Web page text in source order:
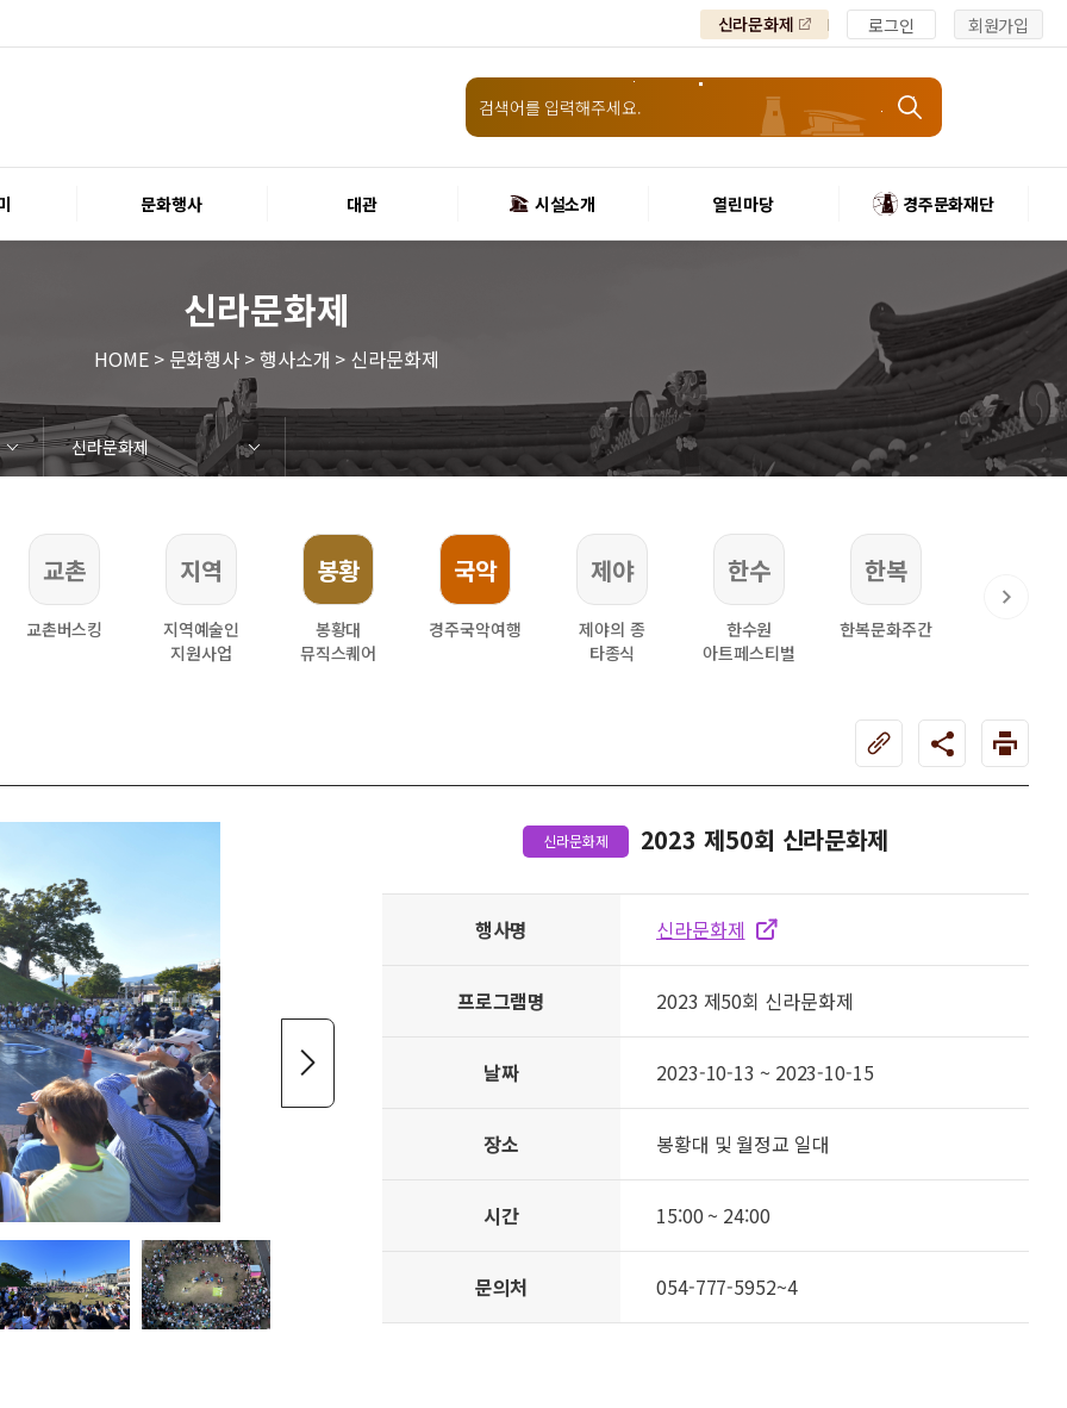
신라문화제 로그인 회원가입
문화행사 대관 시설소개 열린마당 경주문화재단
신라문화제
HOME > 문화행사 > 행사소개 > 신라문화제
신라문화제
화랑홀
화랑홀 2층
화랑홀 3층
원화홀
티켓안내 티켓예매
티켓수령
할인규정
취소·환불규정
공연장 관람예절
공연장 편의서비스
현재전시
예정전시
지난전시
미술관 관람예절
미술관 편의서비스
경주 대릉원돌담길 축제
국제경주역사문화포럼
금속공예관
경주 e스포츠 페스티벌
돗자리피크닉
국제경주역사문화포럼
교촌문화공연 신라오기
신라문화제
국제뮤직페스티벌
경주문화관1918
교촌버스킹
지역예술인 지원사업
봉황대 뮤직스퀘어
경주국악여행
제야의 종 타종식
한수원아트페스티벌
한복문화주간
동아시아 문화도시
MyK FESTA in 경주
경주시 관광기념품 공모전
뉴스
갤러리
경주예술의전당
경주문화관1918
운영조례 경주예술의전당
운영규칙 공연장 및 부대시설
알천미술관
경주문화관1918
사용료 경주예술의전당
경주문화관1918
경주예술의전당
경주문화관1918
시설소개
공연장 화랑홀
원화홀
알천미술관
기타시설
시립극단 시립극단 소개
단원현황
시립합창단 시립합창단 소개
단원현황
시립신라고취대 시립신라고취대 소개
단원현황
연간일정
공지사항
입찰정보
채용정보
홍보·보도자료
서식·매뉴얼
웹진
FAQ 가입 및 정보
공연
전시
아카데미
대관
기타
질문과답변
회원안내 · 혜택
우수고객
비전전략
사업안내
연혁
재단CI
ESG경영 선언문
인권경영선언문
임직원행동강령
문화서비스윤리헌장
통합신고센터
경영목표 예산서 운영계획
결산서
임원 및 운영인력 현황 인건비
경영실적
외부기관 감사
기타공시
계약현황
기부금현황
업무추진비 복리후생비 내역
경주예술의전당
경주문화관1918
신라금속공예관
교촌
교촌버스킹
지역
지역예술인
지원사업
봉황
봉황대
뮤직스퀘어
국악
경주국악여행
제야
제야의 종
타종식
한수
한수원
아트페스티벌
한복
한복문화주간
신라문화제 2023 제50회 신라문화제
행사명 신라문화제
프로그램명 2023 제50회 신라문화제
날짜 2023-10-13 ~ 2023-10-15
장소 봉황대 및 월정교 일대
시간 15:00 ~ 24:00
문의처 054-777-5952~4